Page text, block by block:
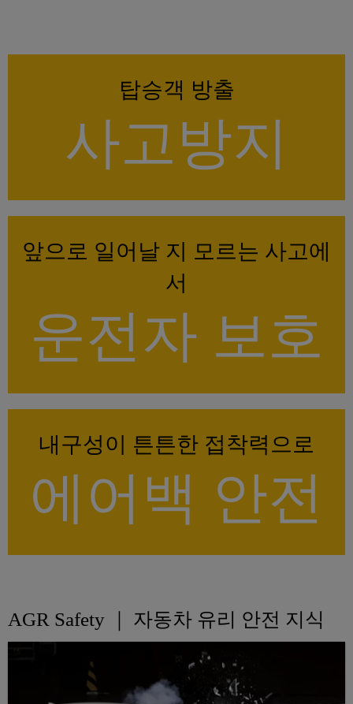
탑승객 방출
사고방지
앞으로 일어날 지 모르는 사고에
서
운전자 보호
내구성이 튼튼한 접착력으로
에어백 안전
AGR Safety ｜ 자동차 유리 안전 지식